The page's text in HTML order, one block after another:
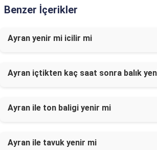
Benzer İçerikler
Ayran yenir mi icilir mi
Ayran içtikten kaç saat sonra balık
Ayran ile ton baligi yenir mi
Ayran ile tavuk yenir mi